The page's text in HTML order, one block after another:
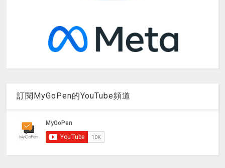
訂閱MyGoPen的YouTube頻道